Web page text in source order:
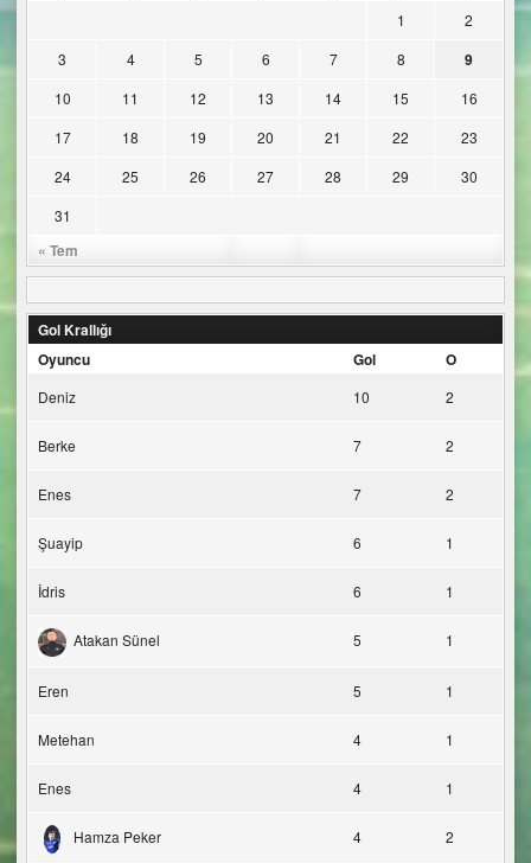
« Tem
1
2
3
4 5 6 7 8 9
10 11 12 13 14 15
16
17
18 19 20 21 22
23
24
25 26 27 28 29
30
31
Gol Krallığı
Oyuncu
Gol O
Deniz 10 2
Berke 7 2
Enes 7 2
Şuayip 6 1
İdris 6 1
Atakan Sünel 5 1
Eren 5 1
Metehan 4 1
Enes 4 1
Hamza Peker 4 2